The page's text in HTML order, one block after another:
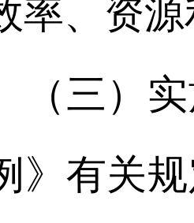
率、资
三）实
》有关